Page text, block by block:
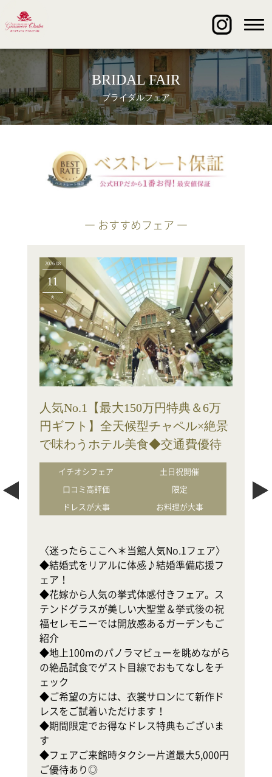
BRIDAL FAIR
ブライダルフェア
― おすすめフェア ―
2026.08
11
火
人気No.1【最大150万円特典＆6万
円ギフト】全天候型チャペル×絶景
で味わうホテル美食◆交通費優待
イチオシフェア
土日祝開催
口コミ高評価
限定
ドレスが大事
お料理が大事
〈迷ったらここへ＊当館人気No.1フェア〉
◆結婚式をリアルに体感♪結婚準備応援フ
ェア！
◆花嫁から人気の挙式体感付きフェア。ス
テンドグラスが美しい大聖堂＆挙式後の祝
福セレモニーでは開放感あるガーデンもご
紹介
◆地上100mのパノラマビューを眺めながら
の絶品試食でゲスト目線でおもてなしをチ
ェック
◆ご希望の方には、衣裳サロンにて新作ド
レスをご試着いただけます！
◆期間限定でお得なドレス特典もございま
す
◆フェアご来館時タクシー片道最大5,000円
ご優待あり◎